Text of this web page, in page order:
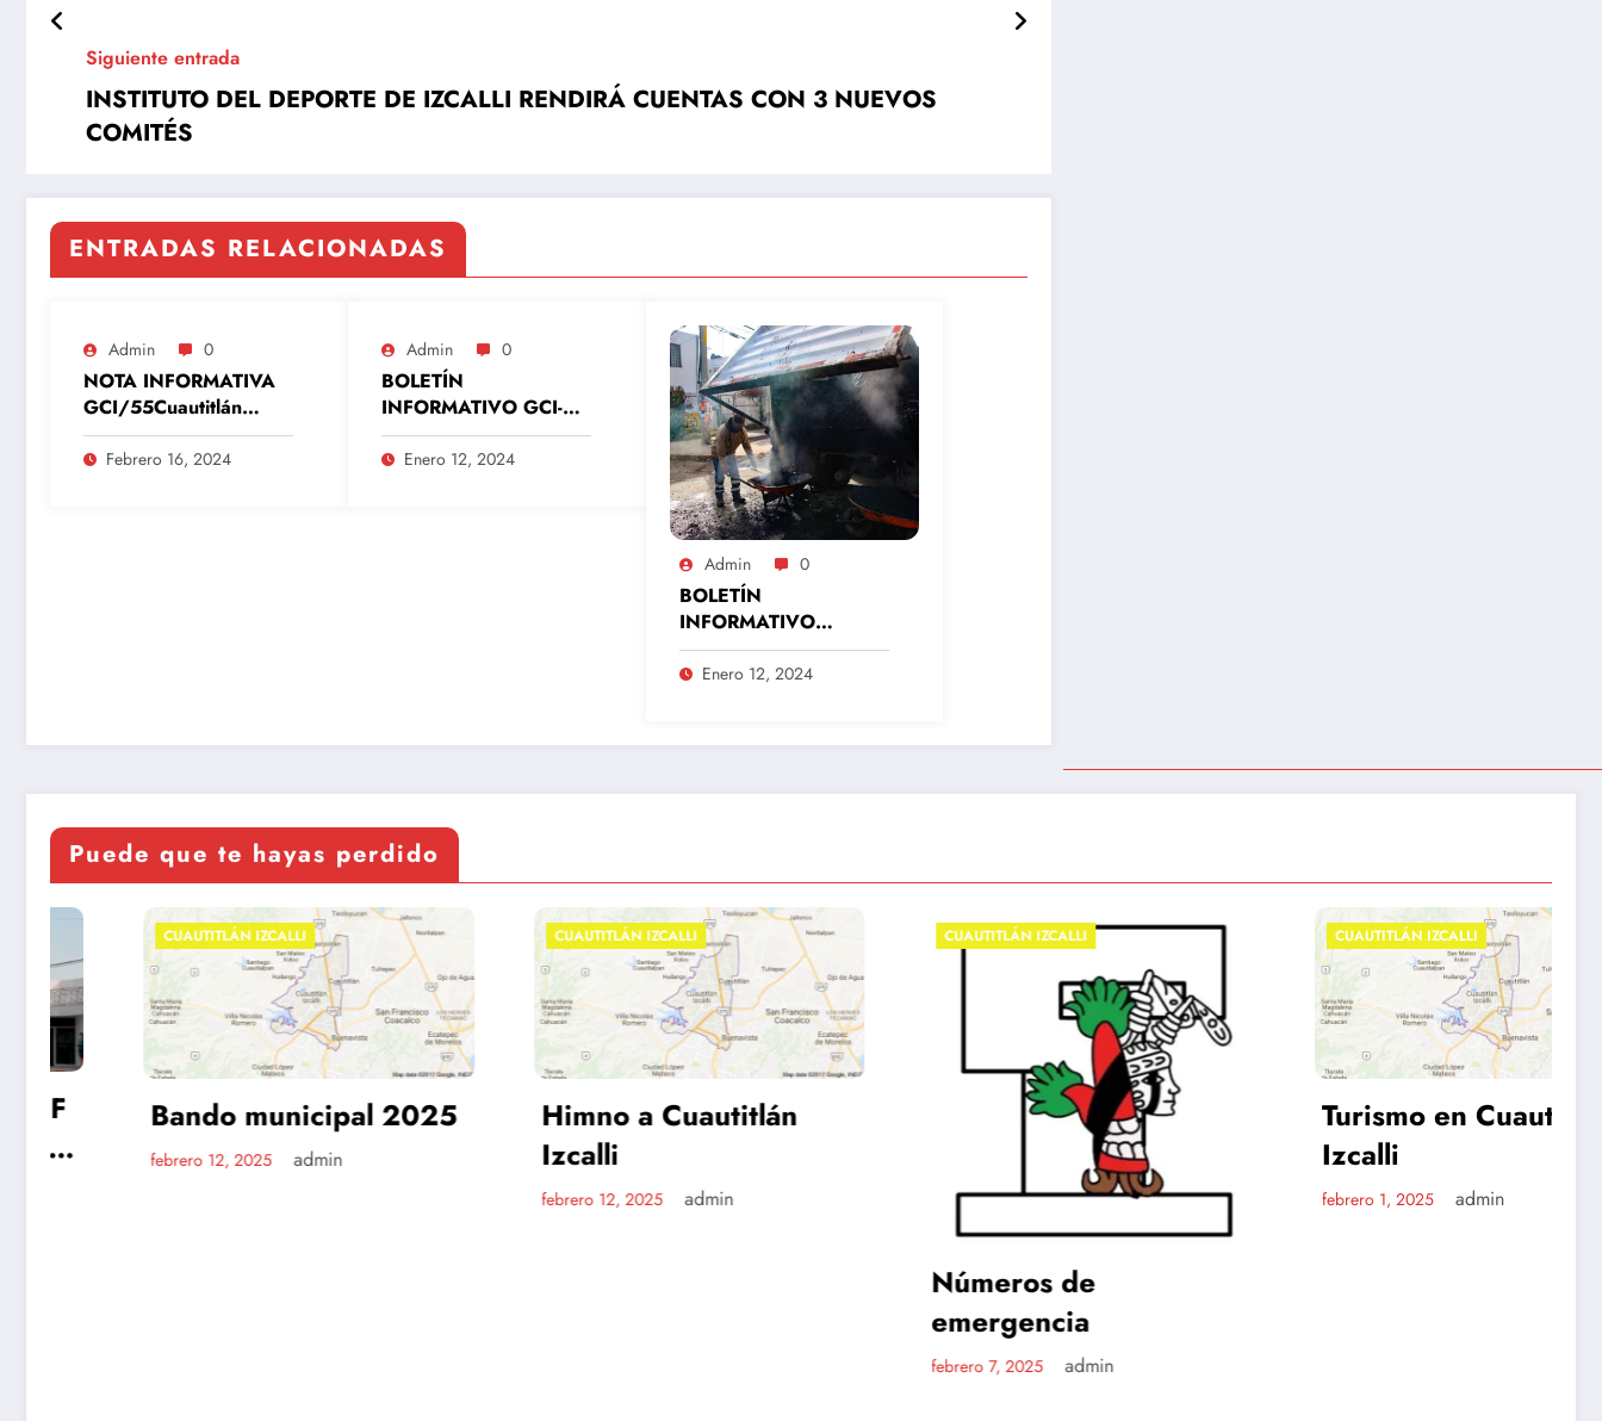
Siguiente entrada
INSTITUTO DEL DEPORTE DE IZCALLI RENDIRÁ CUENTAS CON 3 NUEVOS
COMITÉS
ENTRADAS RELACIONADAS
Admin 0
NOTA INFORMATIVA
GCI/55Cuautitlán
Izcalli, Estado de
México, 16 de febrero
Febrero 16, 2024
Admin 0
BOLETÍN
INFORMATIVO GCI-
OPERAGUA/020Cuau
titlán Izcalli, Estado de
Enero 12, 2024
Admin 0
BOLETÍN
INFORMATIVO
GCI/019Cuautitlán
Izcalli, Estado de
Enero 12, 2024
Puede que te hayas perdido
CUAUTITLÁN IZCALLI
Bando municipal 2025
febrero 12, 2025 admin
CUAUTITLÁN IZCALLI
Himno a Cuautitlán
febrero 12, 2025 admin
CUAUTITLÁN IZCALLI
Números de
emergencia
febrero 7, 2025 admin
CUAUTITLÁN IZCALLI
Turismo en Cuautitlán
febrero 1, 2025 admin